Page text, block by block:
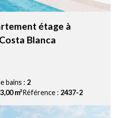
étage à
Blanca
bains : 2
m² Référence : 2437-2